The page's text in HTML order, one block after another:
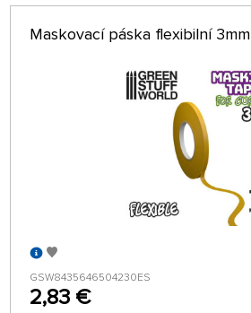
Maskovací páska flexibilní 3mm
GSW8435646504230ES
2,83 €